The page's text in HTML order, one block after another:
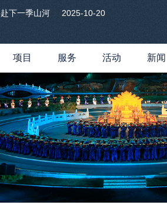
2025-10-20
下一季山河
项目 服务 活动 新闻